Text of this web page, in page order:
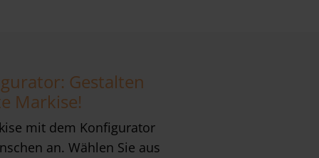
Gestalten
Markise!
mit dem Konfigurator
an. Wählen Sie aus